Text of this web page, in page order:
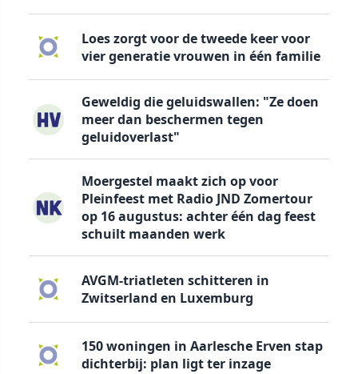
Loes zorgt voor de tweede keer voor
vier generatie vrouwen in één familie
Geweldig die geluidswallen: "Ze doen
meer dan beschermen tegen
geluidoverlast"
Moergestel maakt zich op voor
Pleinfeest met Radio JND Zomertour
op 16 augustus: achter één dag feest
schuilt maanden werk
AVGM-triatleten schitteren in
Zwitserland en Luxemburg
150 woningen in Aarlesche Erven stap
dichterbij: plan ligt ter inzage